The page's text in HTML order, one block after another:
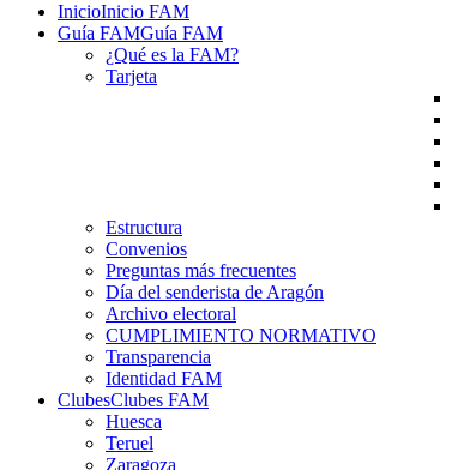
InicioInicio FAM
Guía FAMGuía FAM
¿Qué es la FAM?
Tarjeta
Estructura
Convenios
Preguntas más frecuentes
Día del senderista de Aragón
Archivo electoral
CUMPLIMIENTO NORMATIVO
Transparencia
Identidad FAM
ClubesClubes FAM
Huesca
Teruel
Zaragoza